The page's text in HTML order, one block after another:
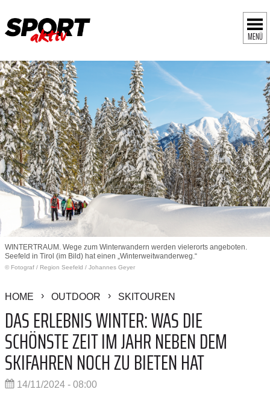
MENÜ
WINTERTRAUM. Wege zum Winterwandern werden vielerorts angeboten.
Seefeld in Tirol (im Bild) hat einen „Winterweitwanderweg.“
© Fotograf / Region Seefeld / Johannes Geyer
HOME OUTDOOR SKITOUREN
DAS ERLEBNIS WINTER: WAS DIE
SCHÖNSTE ZEIT IM JAHR NEBEN DEM
SKIFAHREN NOCH ZU BIETEN HAT
14/11/2024 - 08:00